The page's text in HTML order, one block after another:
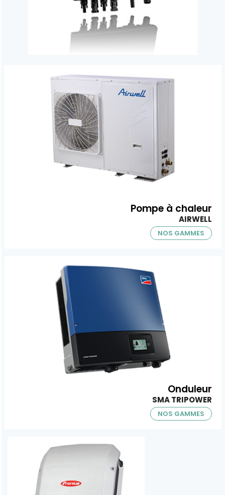
Pompe à chaleur
AIRWELL
NOS GAMMES
Onduleur
SMA TRIPOWER
NOS GAMMES